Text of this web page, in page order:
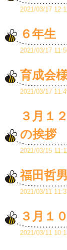
2021/03/17
６年生
2021/03/17
育成会
2021/03/17
３月１
の挨拶
2021/03/15
福田哲
2021/03/11
３月１
2021/03/11